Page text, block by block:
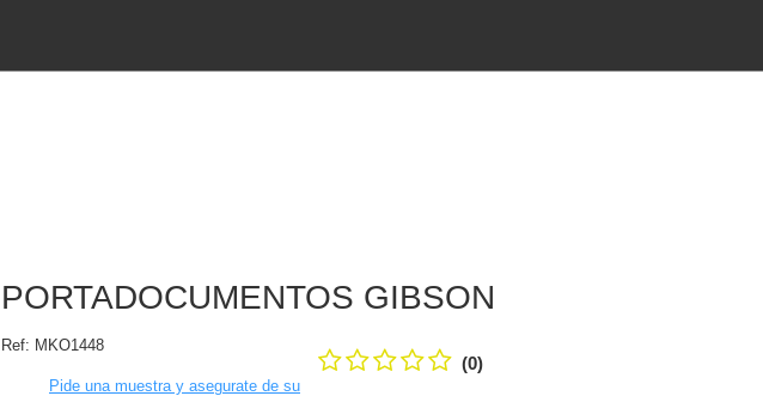
PORTADOCUMENTOS GIBSON
Ref: MKO1448
(0)
Pide una muestra y asegurate de su